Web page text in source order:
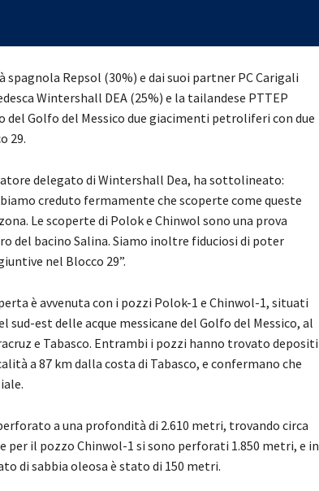
Repsol (30%) e dai suoi partner PC Carigali
Wintershall DEA (25%) e la tailandese PTTEP
del Golfo del Messico due giacimenti petroliferi con due
29.
delegato di Wintershall Dea, ha sottolineato:
creduto fermamente che scoperte come queste
Le scoperte di Polok e Chinwol sono una prova
del bacino Salina. Siamo inoltre fiduciosi di poter
nel Blocco 29”.
è avvenuta con i pozzi Polok-1 e Chinwol-1, situati
sud-est delle acque messicane del Golfo del Messico, al
e Tabasco. Entrambi i pozzi hanno trovato depositi
a 87 km dalla costa di Tabasco, e confermano che
a una profondità di 2.610 metri, trovando circa
per il pozzo Chinwol-1 si sono perforati 1.850 metri, e in
di sabbia oleosaè stato di 150 metri.